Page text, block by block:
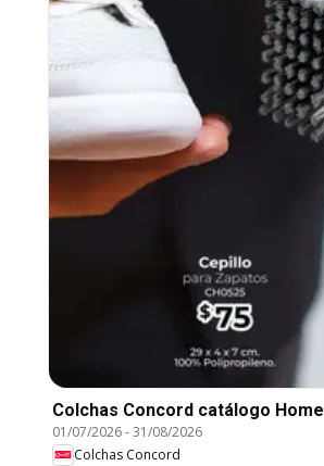
Colchas Concord catálogo Home
01/07/2026-31/08/2026
Colchas Concord